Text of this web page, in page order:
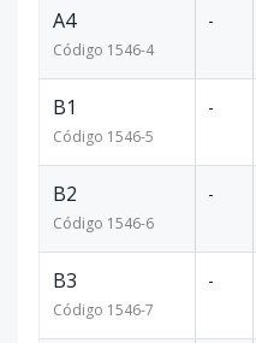
A4
Código 1546-4
-
B1
Código 1546-5
-
B2
Código 1546-6
-
B3
Código 1546-7
-